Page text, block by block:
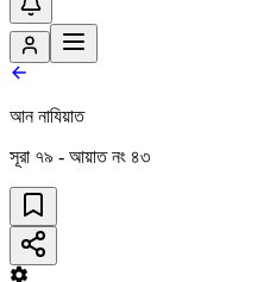
আন নাযিয়াত
সূরা ৭৯ - আয়াত নং ৪৩